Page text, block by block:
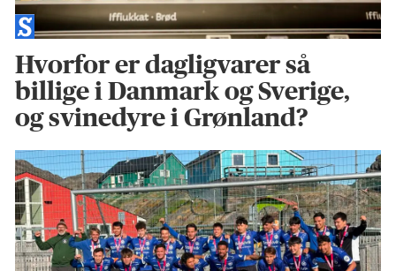
Hvorfor er dagligvarer så
billige i Danmark og Sverige,
og svinedyre i Grønland?